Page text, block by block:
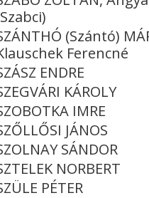
(Szántó)
Ferencné
ENDRE
KÁROLY
IMRE
JÁNOS
SÁNDOR
NORBERT
PÉTER